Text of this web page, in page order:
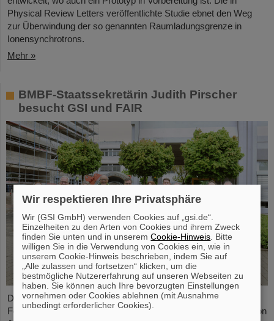
Physical Review Letters veröffentlichte Studie ebnet den Weg
zur Überwindung der so genannten Raumladungsgrenze in
Ionensynchrotrons.
Mehr »
BMBF-Staatssekretärin Judith Pirscher
besucht GSI und FAIR
Der Fortschritt des FAIR-Projekts und die aktuellen
Forschungsaktivitäten standen im Mittelpunkt eines Besuchs von
Wir respektieren Ihre Privatsphäre
Wir (GSI GmbH) verwenden Cookies auf „gsi.de“.
Einzelheiten zu den Arten von Cookies und ihrem Zweck
finden Sie unten und in unseremCookie-Hinweis . Bitte
willigen Sie in die Verwendung von Cookies ein, wie in
unserem Cookie-Hinweis beschrieben, indem Sie auf
„Alle zulassen und fortsetzen“ klicken, um die
bestmögliche Nutzererfahrung auf unseren Webseiten zu
haben. Sie können auch Ihre bevorzugten Einstellungen
vornehmen oder Cookies ablehnen (mit Ausnahme
unbedingt erforderlicher Cookies).